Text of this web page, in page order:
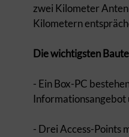
zwei Kilometer
Kilometern
Die wichtigsten
- Ein Box-PC
Informationsangebot
- Drei Access-Points